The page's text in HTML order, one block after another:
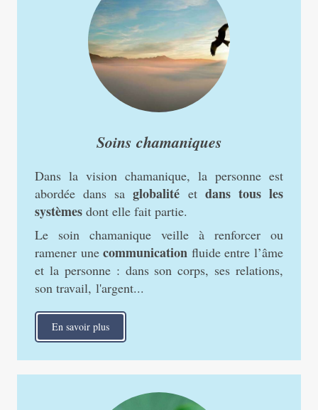
Soins chamaniques
Dans la vision chamanique, la personne est
abordée dans saglobalité et dans tous les
systèmes dont elle fait partie.
Le soin chamanique veille à renforcer ou
ramener unecommunication fluide entre l’âme
et la personne : dans son corps, ses relations,
son travail, l'argent...
En savoir plus